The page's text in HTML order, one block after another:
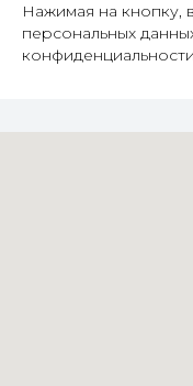
Нажимая на кнопку,
персональных
конфиденциальности